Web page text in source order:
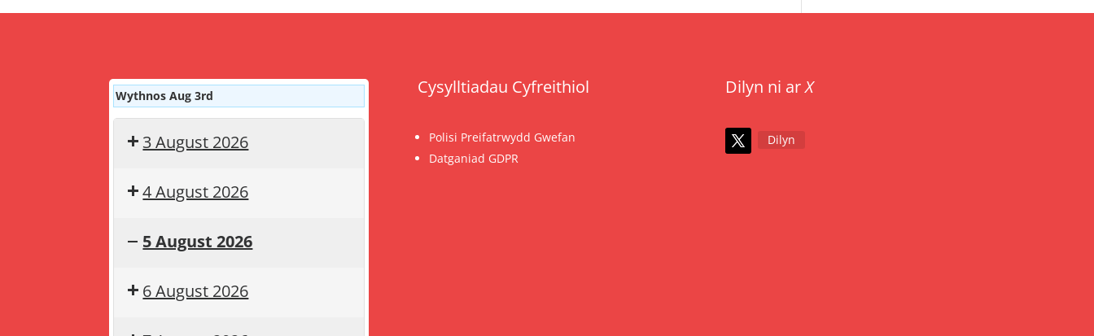
Wythnos Aug 3rd
3 August 2026
4 August 2026
5 August 2026
haf
holiday6 August 2026
Cysylltiadau Cyfreithiol
Polisi Preifatrwydd Gwefan
Datganiad GDPR
Dilyn ni arX
Dilyn